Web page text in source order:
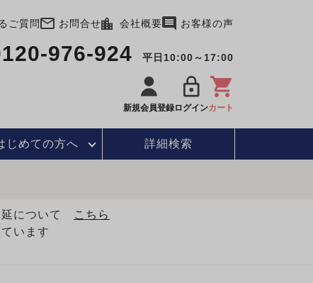
ご質問 お問合せ 会社概要 お客様の声
976-924 平日10:00～17:00
新規会員登録ログインカート
じめての方へ 詳細検索
延について
こちら
います